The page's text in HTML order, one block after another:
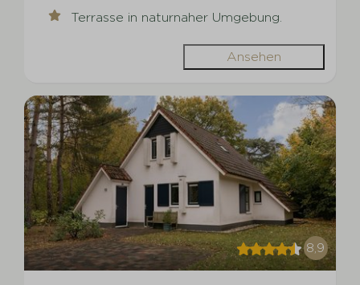
Terrasse in naturnaher Umgebung.
Ansehen
8,9